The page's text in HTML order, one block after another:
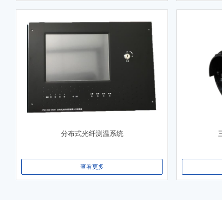
分布式光纤测温系统
查看更多